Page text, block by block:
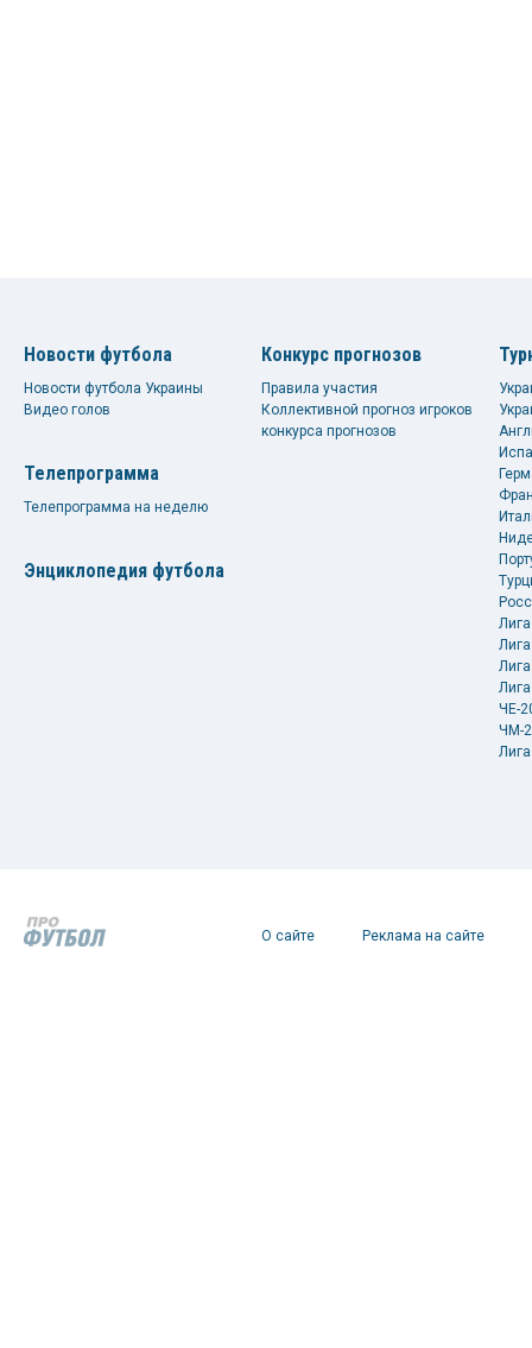
Новости футбола
Новости футбола Украины
Видео голов
Телепрограмма
Телепрограмма на неделю
Энциклопедия футбола
Конкурс прогнозов
Правила участия
Коллективной прогноз игроков
конкурса прогнозов
ЧЕ-
ЧМ-
О сайте Реклама на сайте